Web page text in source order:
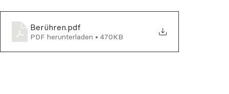
Berühren.pdf
PDF herunterladen • 470KB